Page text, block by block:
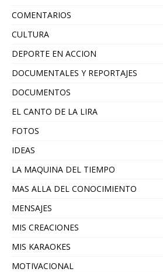
COMENTARIOS
CULTURA
DEPORTE EN ACCION
DOCUMENTALES Y REPORTAJES
DOCUMENTOS
EL CANTO DE LA LIRA
FOTOS
IDEAS
LA MAQUINA DEL TIEMPO
MAS ALLA DEL CONOCIMIENTO
MENSAJES
MIS CREACIONES
MIS KARAOKES
MOTIVACIONAL